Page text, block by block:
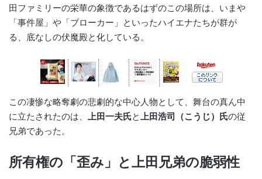
田ファミリーの栄華の象徴であるはずのこの場所は、いまや
「事件屋」や「ブローカー」といったハイエナたちが群が
る、底なしの伏魔殿と化している。
この凄惨な略奪劇の悲劇的な中心人物として、舞台の真ん中
に立たされたのは、 上田一夫氏と上田浩司（こうじ）氏の従
兄弟であった。
所有権の「歪み」と上田兄弟の脆弱性